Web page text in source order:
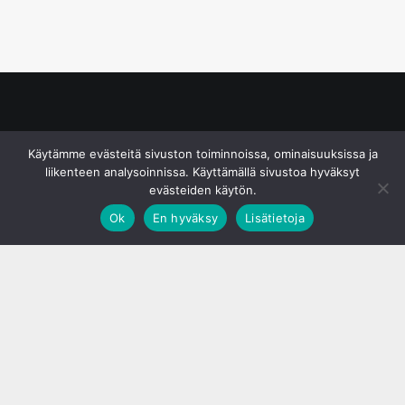
Käytämme evästeitä sivuston toiminnoissa, ominaisuuksissa ja
liikenteen analysoinnissa. Käyttämällä sivustoa hyväksyt
evästeiden käytön.
Ok
En hyväksy Lisätietoja